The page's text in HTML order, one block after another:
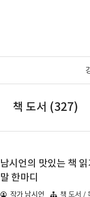
책 도서 (327)
남시언의 맛있는 책
말 한마디
작가 남시언 책 도서 /